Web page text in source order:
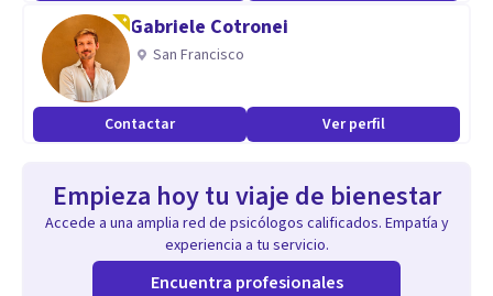
Nutrición InfantilGabriele Cotronei
San Francisco
Contactar Ver perfil
Empieza hoy tu viaje de bienestar
Accede a una amplia red de psicólogos calificados. Empatía y
experiencia a tu servicio.
Encuentra profesionales